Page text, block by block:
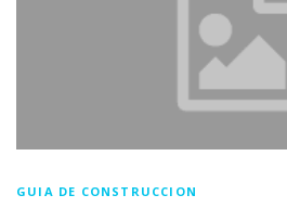
GUIA DE CONSTRUCCION